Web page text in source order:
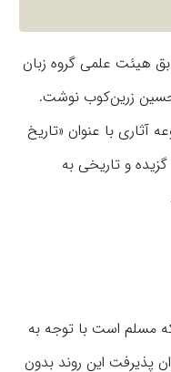
هیئت علمی گروه زبان
زرین‌کوب نوشت.
با عنوان «تاریخ
و تاریخی به
مسلم است با توجه به
پذیرفت این روند بدون